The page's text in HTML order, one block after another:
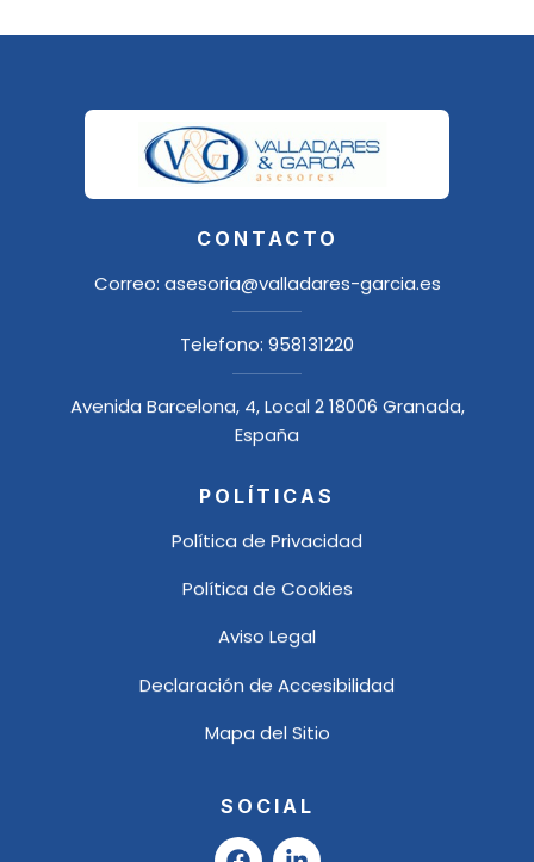
CONTACTO
Correo: asesoria@valladares-garcia.es
Telefono: 958131220
Avenida Barcelona, 4, Local 2 18006 Granada,
España
POLÍTICAS
Política de Privacidad
Política de Cookies
Aviso Legal
Declaración de Accesibilidad
Mapa del Sitio
SOCIAL
F
L